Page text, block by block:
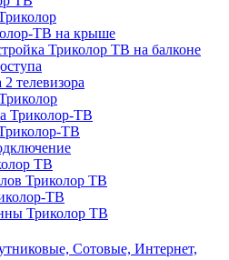
ТВ на крыше
Триколор ТВ на балконе
телевизора
Триколор-ТВ
ТВ
ТВ
Триколор ТВ
ТВ
Триколор ТВ
Сотовые, Интернет,